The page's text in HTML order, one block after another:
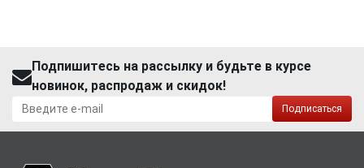
Подпишитесь на рассылку и будьте в курсе
новинок, распродаж и скидок!
Подписаться